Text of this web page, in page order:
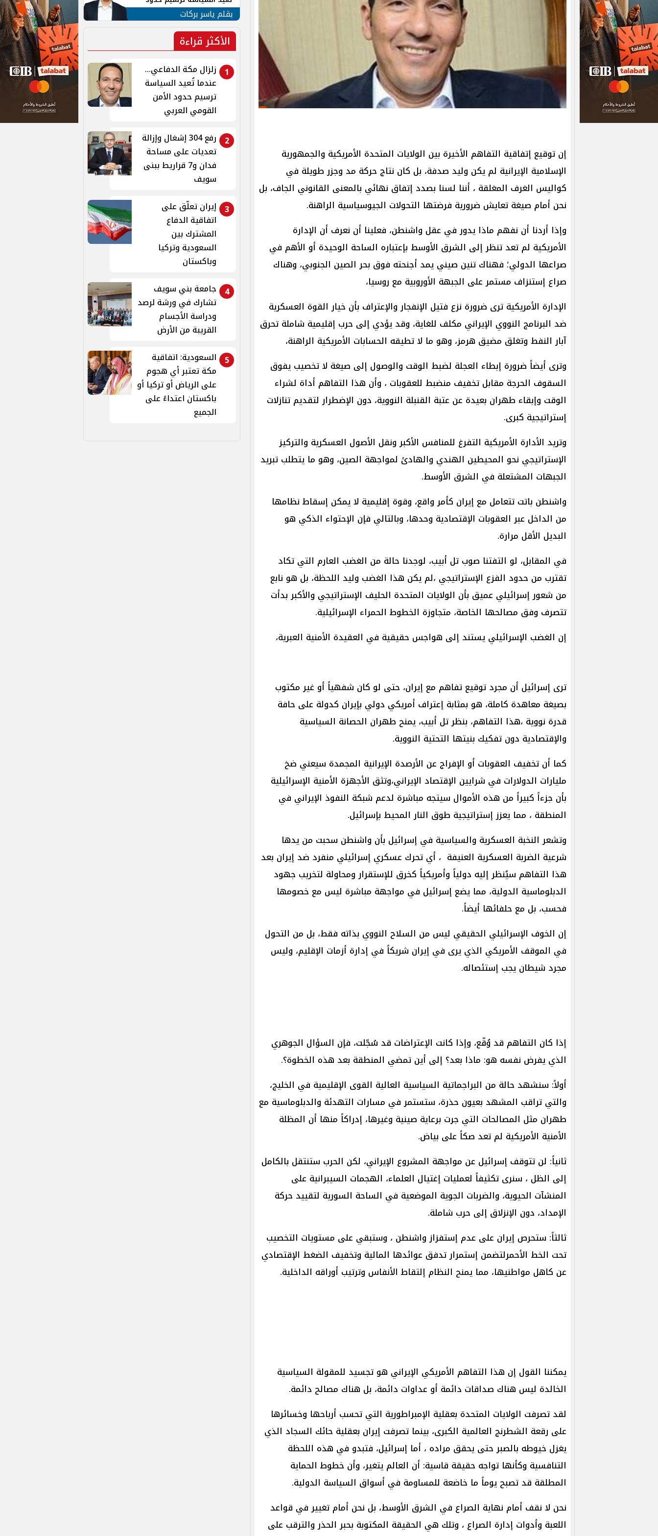
إن توقيع إتفاقية التفاهم الأخيرة بين الولايات المتحدة الأمريكية والجمهورية
الإسلامية الإيرانية لم يكن وليد صدفة، بل كان نتاج حركة مد وجزر طويلة في
كواليس الغرف المغلقة ، أننا لسنا بصدد إتفاق نهائي بالمعنى القانوني الجاف، بل
نحن أمام صيغة تعايش ضرورية فرضتها التحولات الجيوسياسية الراهنة.
وإذا أردنا أن نفهم ماذا يدور في عقل واشنطن، فعلينا أن نعرف أن الإدارة
الأمريكية لم تعد تنظر إلى الشرق الأوسط بإعتباره الساحة الوحيدة أو الأهم في
صراعها الدولي؛ فهناك تنين صيني يمد أجنحته فوق بحر الصين الجنوبي، وهناك
صراع إستنزاف مستمر على الجبهة الأوروبية مع روسيا،
الإدارة الأمريكية ترى ضرورة نزع فتيل الإنفجار والإعتراف بأن خيار القوة العسكرية
ضد البرنامج النووي الإيراني مكلف للغاية، وقد يؤدي إلى حرب إقليمية شاملة تحرق
آبار النفط وتغلق مضيق هرمز، وهو ما لا تطيقه الحسابات الأمريكية الراهنة،
وترى أيضاً ضرورة إبطاء العجلة لضبط الوقت والوصول إلى صيغة لا تخصيب يفوق
السقوف الحرجة مقابل تخفيف منضبط للعقوبات ، وأن هذا التفاهم أداة لشراء
الوقت وإبقاء طهران بعيدة عن عتبة القنبلة النووية، دون الإضطرار لتقديم تنازلات
إستراتيجية كبرى.
وتريد الأدارة الأمريكية التفرغ للمنافس الأكبر ونقل الأصول العسكرية والتركيز
الإستراتيجي نحو المحيطين الهندي والهادئ لمواجهة الصين، وهو ما يتطلب تبريد
الجبهات المشتعلة في الشرق الأوسط.
واشنطن باتت تتعامل مع إيران كأمر واقع، وقوة إقليمية لا يمكن إسقاط نظامها
من الداخل عبر العقوبات الإقتصادية وحدها، وبالتالي فإن الإحتواء الذكي هو
البديل الأقل مرارة.
في المقابل، لو التفتنا صوب تل أبيب، لوجدنا حالة من الغضب العارم التي تكاد
تقترب من حدود الفزع الإستراتيجي ،لم يكن هذا الغضب وليد اللحظة، بل هو نابع
من شعور إسرائيلي عميق بأن الولايات المتحدة الحليف الإستراتيجي والأكبر بدأت
تتصرف وفق مصالحها الخاصة، متجاوزة الخطوط الحمراء الإسرائيلية.
إن الغضب الإسرائيلي يستند إلى هواجس حقيقية في العقيدة الأمنية العبرية،
ترى إسرائيل أن مجرد توقيع تفاهم مع إيران، حتى لو كان شفهياً أو غير مكتوب
بصيغة معاهدة كاملة، هو بمثابة إعتراف أمريكي دولي بإيران كدولة على حافة
قدرة نووية ،هذا التفاهم، بنظر تل أبيب، يمنح طهران الحصانة السياسية
والإقتصادية دون تفكيك بنيتها التحتية النووية.
كما أن تخفيف العقوبات أو الإفراج عن الأرصدة الإيرانية المجمدة سيعني ضخ
مليارات الدولارات في شرايين الإقتصاد الإيراني،وتثق الأجهزة الأمنية الإسرائيلية
بأن جزءاً كبيراً من هذه الأموال سيتجه مباشرة لدعم شبكة النفوذ الإيراني في
المنطقة ، مما يعزز إستراتيجية طوق النار المحيط بإسرائيل.
وتشعر النخبة العسكرية والسياسية في إسرائيل بأن واشنطن سحبت من يدها
شرعية الضربة العسكرية العنيفة ، أي تحرك عسكري إسرائيلي منفرد ضد إيران بعد
هذا التفاهم سيُنظر إليه دولياً وأمريكياً كخرق للإستقرار ومحاولة لتخريب جهود
الدبلوماسية الدولية، مما يضع إسرائيل في مواجهة مباشرة ليس مع خصومها
فحسب، بل مع حلفائها أيضاً.
إن الخوف الإسرائيلي الحقيقي ليس من السلاح النووي بذاته فقط، بل من التحول
في الموقف الأمريكي الذي يرى في إيران شريكاً في إدارة أزمات الإقليم، وليس
مجرد شيطان يجب إستئصاله.
إذا كان التفاهم قد وُقّع، وإذا كانت الإعتراضات قد سُجّلت، فإن السؤال الجوهري
الذي يفرض نفسه هو: ماذا بعد؟ إلى أين تمضي المنطقة بعد هذه الخطوة؟.
أولاً: سنشهد حالة من البراجماتية السياسية العالية القوى الإقليمية في الخليج،
والتي تراقب المشهد بعيون حذرة، ستستمر في مسارات التهدئة والدبلوماسية مع
طهران مثل المصالحات التي جرت برعاية صينية وغيرها، إدراكاً منها أن المظلة
الأمنية الأمريكية لم تعد صكاً على بياض.
ثانياً: لن تتوقف إسرائيل عن مواجهة المشروع الإيراني، لكن الحرب ستنتقل بالكامل
إلى الظل ، سنرى تكثيفاً لعمليات إغتيال العلماء، الهجمات السيبرانية على
المنشآت الحيوية، والضربات الجوية الموضعية في الساحة السورية لتقييد حركة
الإمداد، دون الإنزلاق إلى حرب شاملة.
ثالثاً: ستحرص إيران على عدم إستفزاز واشنطن ، وستبقي على مستويات التخصيب
تحت الخط الأحمرلتضمن إستمرار تدفق عوائدها المالية وتخفيف الضغط الإقتصادي
عن كاهل مواطنيها، مما يمنح النظام إلتقاط الأنفاس وترتيب أوراقه الداخلية.
يمكننا القول إن هذا التفاهم الأمريكي الإيراني هو تجسيد للمقولة السياسية
الخالدة ليس هناك صداقات دائمة أو عداوات دائمة، بل هناك مصالح دائمة.
لقد تصرفت الولايات المتحدة بعقلية الإمبراطورية التي تحسب أرباحها وخسائرها
على رقعة الشطرنج العالمية الكبرى، بينما تصرفت إيران بعقلية حائك السجاد الذي
يغزل خيوطه بالصبر حتى يحقق مراده ، أما إسرائيل، فتبدو في هذه اللحظة
التنافسية وكأنها تواجه حقيقة قاسية: أن العالم يتغير، وأن خطوط الحماية
المطلقة قد تصبح يوماً ما خاضعة للمساومة في أسواق السياسة الدولية.
نحن لا نقف أمام نهاية الصراع في الشرق الأوسط، بل نحن أمام تغيير في قواعد
اللعبة وأدوات إدارة الصراع ، وتلك هي الحقيقة المكتوبة بحبر الحذر والترقب على
الأمن القومي العربي
بقلم ياسر بركات
الأكثر قراءة
1
زلزال مكة الدفاعي...
عندما تُعيد السياسة
ترسيم حدود الأمن
القومي العربي
2
رفع 304 إشغال وإزالة
تعديات على مساحة
فدان و7 قراريط ببنى
سويف
3 إيران تعلّق على
اتفاقية الدفاع
المشترك بين
السعودية وتركيا
وباكستان
4
جامعة بني سويف
تشارك في ورشة لرصد
ودراسة الأجسام
القريبة من الأرض
5
السعودية: اتفاقية
مكة تعتبر أي هجوم
على الرياض أو تركيا أو
باكستان اعتداءً على
الجميع